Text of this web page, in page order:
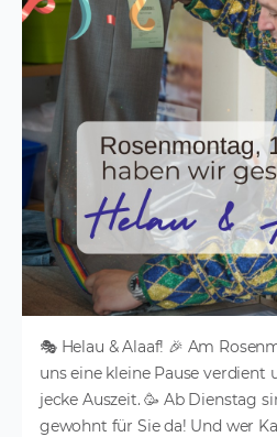
🎭 Helau & Alaaf! 🎉 Am
uns eine kleine Pause verdient
jecke Auszeit. 🥳 Ab Dienstag
gewohnt für Sie da! Und wer